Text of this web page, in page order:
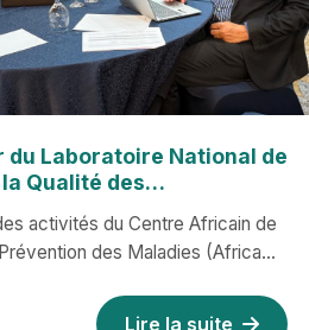
du Laboratoire National de
Qualité des
Centre Africain de
Prévention des
activités du Centre Africain de
des Maladies (Africa
Lire la suite